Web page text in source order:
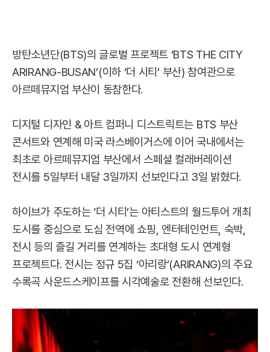
방탄소년단(BTS)의 글로벌 프로젝트 ‘BTS THE CITY
ARIRANG-BUSAN’(이하 ‘더 시티’ 부산) 참여관으로
아르떼뮤지엄 부산이 동참한다.
디지털 디자인 & 아트 컴퍼니 디스트릭트는 BTS 부산
콘서트와 연계해 미국 라스베이거스에 이어 국내에서는
최초로 아르떼뮤지엄 부산에서 스페셜 컬래버레이션
전시를 5일부터 내달 3일까지 선보인다고 3일 밝혔다.
하이브가 주도하는 ‘더 시티’는 아티스트의 월드투어 개최
도시를 중심으로 도심 전역에 쇼핑, 엔터테인먼트, 숙박,
전시 등의 즐길 거리를 연계하는 초대형 도시 연계형
프로젝트다. 전시는 정규 5집 ‘아리랑’(ARIRANG)의 주요
수록곡 사운드스케이프를 시각예술로 전환해 선보인다.